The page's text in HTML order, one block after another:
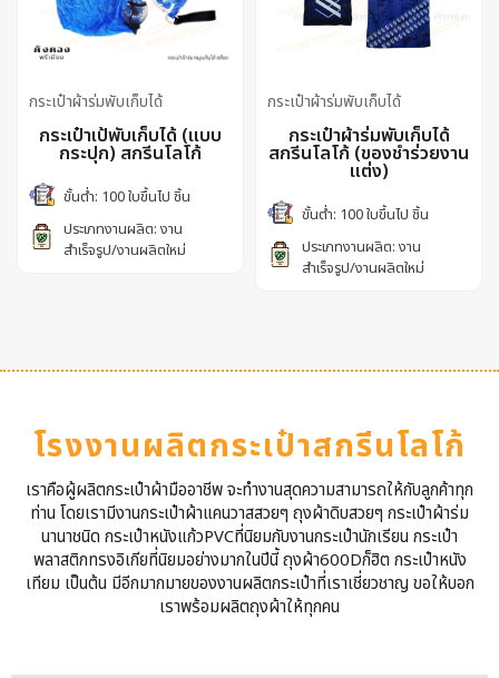
กระเป๋าผ้าร่มพับเก็บได้
กระเป๋าเป้พับเก็บได้ (แบบ
กระปุก) สกรีนโลโก้
ขั้นต่ำ: 100 ใบขึ้นไป ชิ้น
ประเภทงานผลิต: งาน
สำเร็จรูป/งานผลิตใหม่
กระเป๋าผ้าร่มพับเก็บได้
กระเป๋าผ้าร่มพับเก็บได้
สกรีนโลโก้ (ของชำร่วยงาน
แต่ง)
ขั้นต่ำ: 100 ใบขึ้นไป ชิ้น
ประเภทงานผลิต: งาน
สำเร็จรูป/งานผลิตใหม่
โรงงานผลิตกระเป๋าสกรีนโลโก้
เราคือผู้ผลิตกระเป๋าผ้ามืออาชีพ จะทำงานสุดความสามารถให้กับลูกค้าทุก
ท่าน โดยเรามีงานกระเป๋าผ้าแคนวาสสวยๆ ถุงผ้าดิบสวยๆ กระเป๋าผ้าร่ม
นานาชนิด กระเป๋าหนังแก้วPVCที่นิยมกับงานกระเป๋านักเรียน กระเป๋า
พลาสติกทรงอิเกียที่นิยมอย่างมากในปีนี้ ถุงผ้า600Dก็ฮิต กระเป๋าหนัง
เทียม เป็นต้น มีอีกมากมายของงานผลิตกระเป๋าที่เราเชี่ยวชาญ ขอให้บอก
เราพร้อมผลิตถุงผ้าให้ทุกคน